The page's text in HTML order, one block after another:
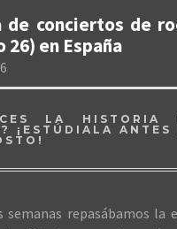
de conciertos de
26) en España
LA HISTORIA
¡ESTÚDIALA ANTES
semanas repasábamos la